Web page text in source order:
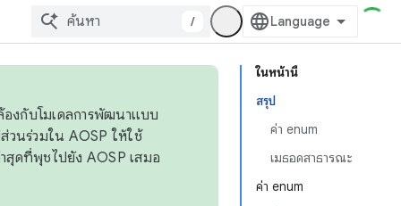
/
ในหน้านี้
สรุป
ค่า enum
เมธอดสาธารณะ
ค่า enum
องกับโมเดลการพัฒนาแบบ
วนร่วมใน AOSP ให้ใช้
สุดที่พุชไปยัง AOSP เสมอ